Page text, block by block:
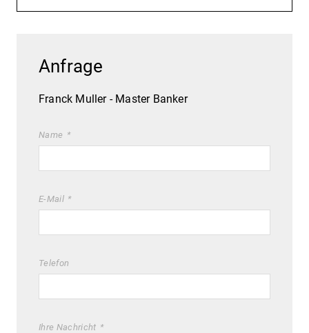
Anfrage
Franck Muller - Master Banker
Name
E-Mail
Telefon
Ihre Nachricht